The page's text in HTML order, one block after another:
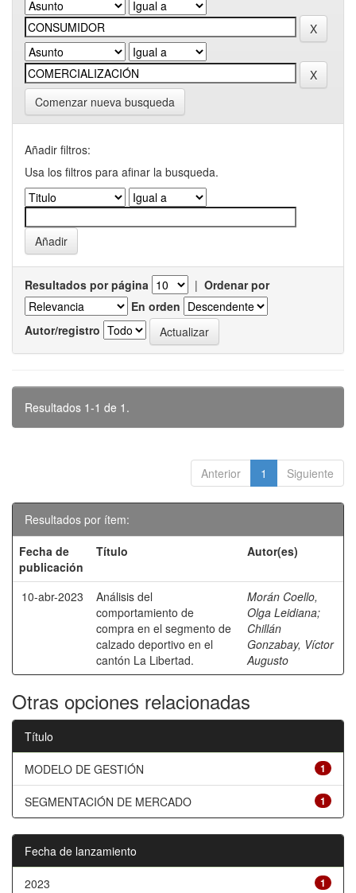
Comenzar nueva busqueda
Añadir filtros:
Usa los filtros para afinar la busqueda.
Resultados por página | Ordenar por
En orden
Autor/registro
Resultados 1-1 de 1.
Anterior 1 Siguiente
Resultados por ítem:
Fecha de
publicación
Título Autor(es)
10-abr-2023
Análisis del
comportamiento de
compra en el segmento de
calzado deportivo en el
cantón La Libertad.
Morán Coello,
Olga Leidiana;
Chillán
Gonzabay, Víctor
Augusto
Otras opciones relacionadas
Título
1
MODELO DE GESTIÓN
1
SEGMENTACIÓN DE MERCADO
Fecha de lanzamiento
1
2023